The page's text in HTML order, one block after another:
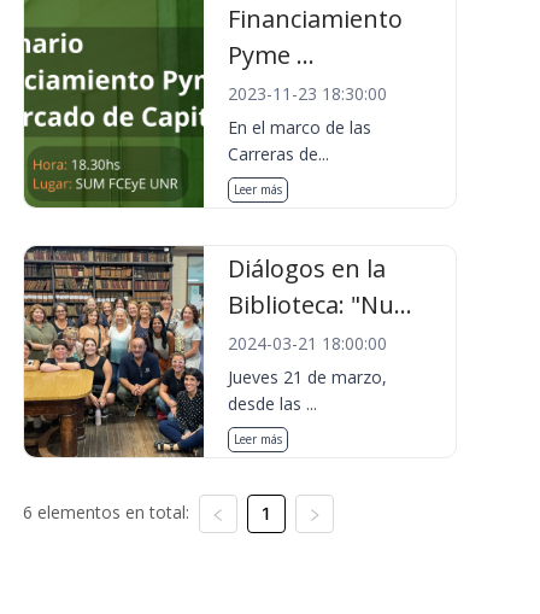
Financiamiento
Pyme ...
2023-11-23 18:30:00
En el marco de las
Carreras de...
Leer más
Diálogos en la
Biblioteca: "Nu...
2024-03-21 18:00:00
Jueves 21 de marzo,
desde las ...
Leer más
6 elementos en total: 1